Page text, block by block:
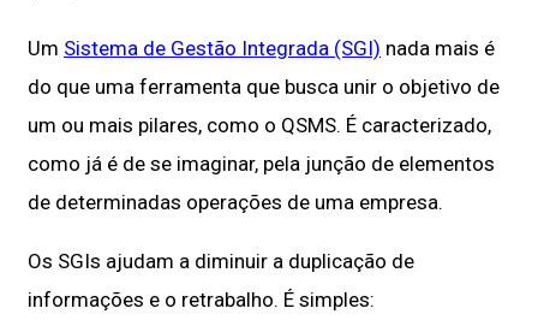
Um Sistema de Gestão Integrada (SGI) nada mais é
do que uma ferramenta que busca unir o objetivo de
um ou mais pilares, como o QSMS. É caracterizado,
como já é de se imaginar, pela junção de elementos
de determinadas operações de uma empresa.
Os SGIs ajudam a diminuir a duplicação de
informações e o retrabalho. É simples: